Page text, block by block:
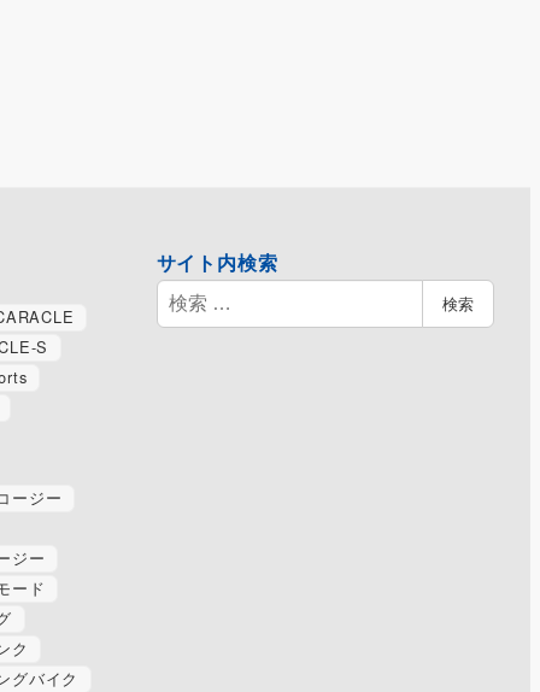
S
ージー
ジー
ード
ク
グバイク
サイト内検索
検
索
検索